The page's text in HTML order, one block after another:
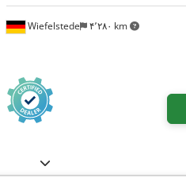
Wiefelstede ۴٬۲۸۰ km